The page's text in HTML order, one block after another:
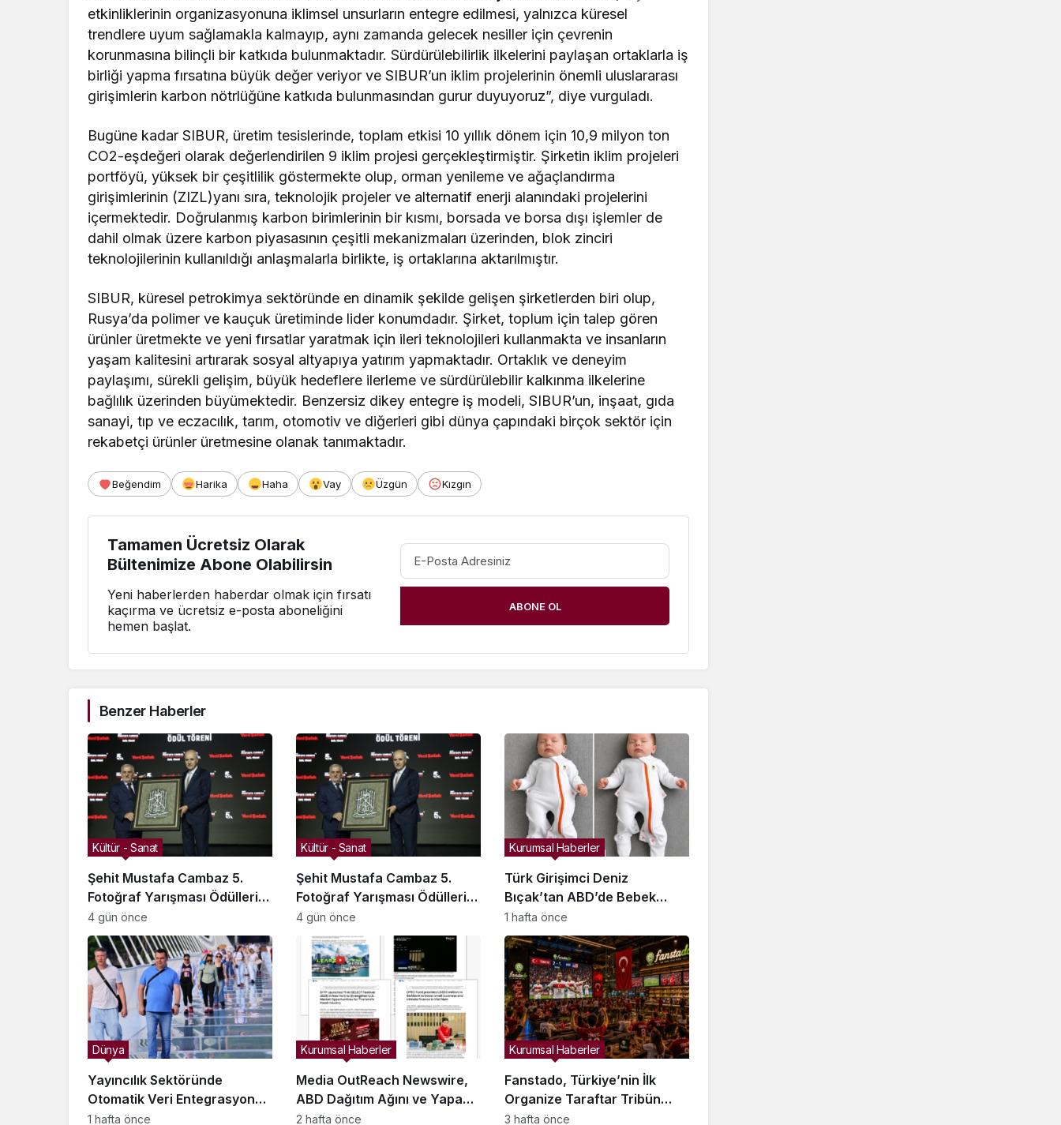
etkinliklerinin organizasyonuna iklimsel unsurların entegre edilmesi, yalnızca küresel
trendlere uyum sağlamakla kalmayıp, aynı zamanda gelecek nesiller için çevrenin
korunmasına bilinçli bir katkıda bulunmaktadır. Sürdürülebilirlik ilkelerini paylaşan ortaklarla iş
birliği yapma fırsatına büyük değer veriyor ve SIBUR’un iklim projelerinin önemli uluslararası
girişimlerin karbon nötrlüğüne katkıda bulunmasından gurur duyuyoruz”, diye vurguladı.
Bugüne kadar SIBUR, üretim tesislerinde, toplam etkisi 10 yıllık dönem için 10,9 milyon ton
CO2-eşdeğeri olarak değerlendirilen 9 iklim projesi gerçekleştirmiştir. Şirketin iklim projeleri
portföyü, yüksek bir çeşitlilik göstermekte olup, orman yenileme ve ağaçlandırma
girişimlerinin (ZIZL)yanı sıra, teknolojik projeler ve alternatif enerji alanındaki projelerini
içermektedir. Doğrulanmış karbon birimlerinin bir kısmı, borsada ve borsa dışı işlemler de
dahil olmak üzere karbon piyasasının çeşitli mekanizmaları üzerinden, blok zinciri
teknolojilerinin kullanıldığı anlaşmalarla birlikte, iş ortaklarına aktarılmıştır.
SIBUR, küresel petrokimya sektöründe en dinamik şekilde gelişen şirketlerden biri olup,
Rusya’da polimer ve kauçuk üretiminde lider konumdadır. Şirket, toplum için talep gören
ürünler üretmekte ve yeni fırsatlar yaratmak için ileri teknolojileri kullanmakta ve insanların
yaşam kalitesini artırarak sosyal altyapıya yatırım yapmaktadır. Ortaklık ve deneyim
paylaşımı, sürekli gelişim, büyük hedeflere ilerleme ve sürdürülebilir kalkınma ilkelerine
bağlılık üzerinden büyümektedir. Benzersiz dikey entegre iş modeli, SIBUR’un, inşaat, gıda
sanayi, tıp ve eczacılık, tarım, otomotiv ve diğerleri gibi dünya çapındaki birçok sektör için
rekabetçi ürünler üretmesine olanak tanımaktadır.
Beğendim Harika Haha Vay Üzgün Kızgın
Tamamen Ücretsiz Olarak
Bültenimize Abone Olabilirsin
Yeni haberlerden haberdar olmak için fırsatı
kaçırma ve ücretsiz e-posta aboneliğini
hemen başlat.
ABONE OL
Benzer Haberler
Şehit Mustafa Cambaz 5.
Fotoğraf Yarışması Ödülleri
Demokrasi ve Özgürlükler
Adası’nda Sahiplerini Buldu
Kültür - Sanat
4 gün önce
Şehit Mustafa Cambaz 5.
Fotoğraf Yarışması Ödülleri
Demokrasi ve Özgürlükler
Adası’nda Sahiplerini Buldu
Kültür - Sanat
4 gün önce
Türk Girişimci Deniz
Bıçak’tan ABD’de Bebek
Güvenli Uykusuna Yenilikçi
Dokunuş
Kurumsal Haberler
1 hafta önce
Yayıncılık Sektöründe
Otomatik Veri Entegrasyonu
Süreçleri Başlatıldı
Dünya
1 hafta önce
Media OutReach Newswire,
ABD Dağıtım Ağını ve Yapay
Zekâ Görünürlüğünü
Kurumsal Haberler
2 hafta önce
Fanstado, Türkiye’nin İlk
Organize Taraftar Tribün
Ağını Kuruyor: İşletmeler İçin
Kurumsal Haberler
3 hafta önce